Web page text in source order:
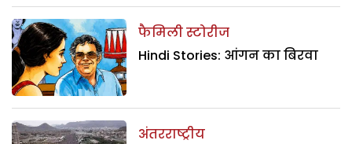
फैमिली स्टोरीज
Hindi Stories: आंगन का बिरवा
अंतरराष्ट्रीय